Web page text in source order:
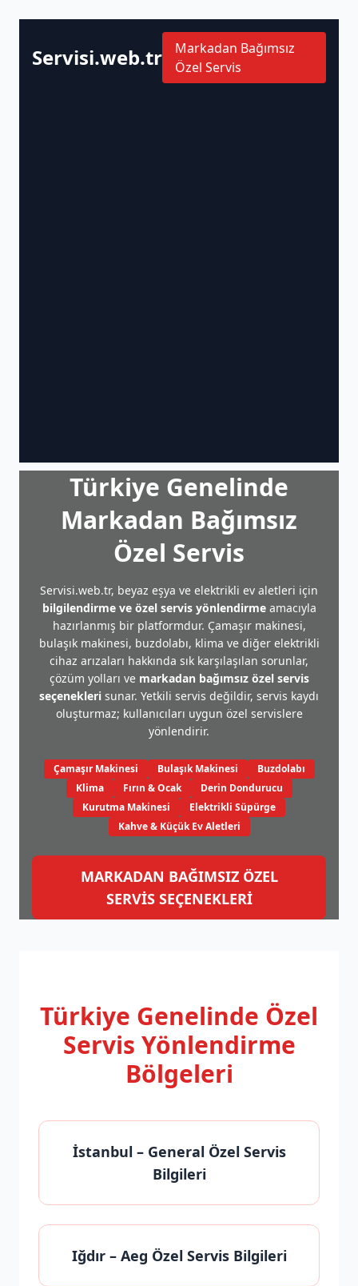
Servisi.web.tr
Markadan Bağımsız
Özel Servis
Türkiye Genelinde
Markadan Bağımsız
Özel Servis
Servisi.web.tr, beyaz eşya ve elektrikli ev aletleri için
bilgilendirme ve özel servis yönlendirmeamacıyla
hazırlanmış bir platformdur. Çamaşır makinesi,
bulaşık makinesi, buzdolabı, klima ve diğer elektrikli
cihaz arızaları hakkında sık karşılaşılan sorunlar,
çözüm yolları ve markadan bağımsız özel servis
seçenekleri sunar. Yetkili servis değildir, servis kaydı
oluşturmaz; kullanıcıları uygun özel servislere
yönlendirir.
Çamaşır Makinesi Bulaşık Makinesi
Buzdolabı
Klima
Fırın & Ocak
Derin Dondurucu
Kurutma Makinesi
Elektrikli Süpürge
Kahve & Küçük Ev Aletleri
MARKADAN BAĞIMSIZ ÖZEL
SERVİS SEÇENEKLERİ
Türkiye Genelinde Özel
Servis Yönlendirme
Bölgeleri
İstanbul – General Özel Servis
Bilgileri
Iğdır– Aeg Özel Servis Bilgileri